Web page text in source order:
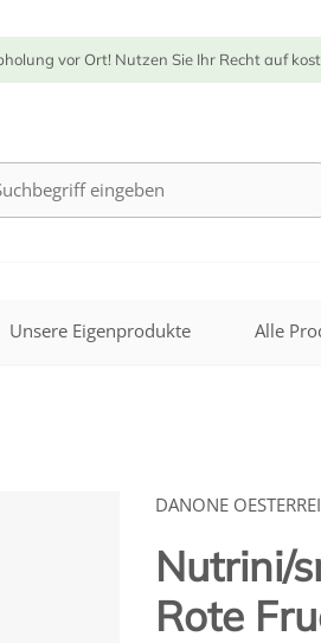
vor Ort! Nutzen Sie Ihr Recht auf
Unsere Eigenprodukte Alle
DANONE
Nutrini/
Rote